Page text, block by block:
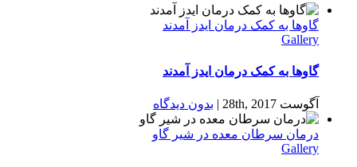
گاوها به کمک درمان ایدز آمدند
Gallery
گاوها به کمک درمان ایدز آمدند
آگوست 28th, 2017 | بدون ديدگاه
درمان سرطان معده در شیر گاو
Gallery